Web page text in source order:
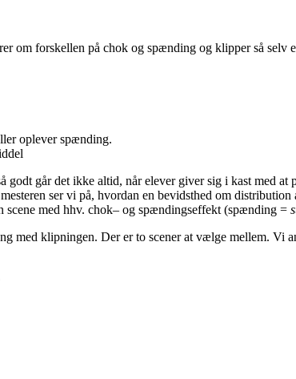
om forskellen på chok og spænding og klipper så selv
oplever spænding.
går det ikke altid, når elever giver sig i kast med
ser vi på, hvordan en bevidsthed om
scene med hhv. chok– og spændingseffekt (spænding =
med klipningen. Der er to scener at vælge mellem. Vi